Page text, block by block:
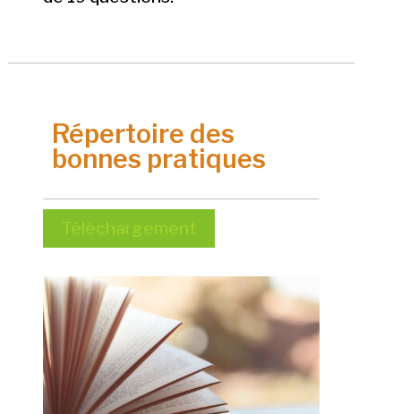
Répertoire des
bonnes pratiques
Téléchargement